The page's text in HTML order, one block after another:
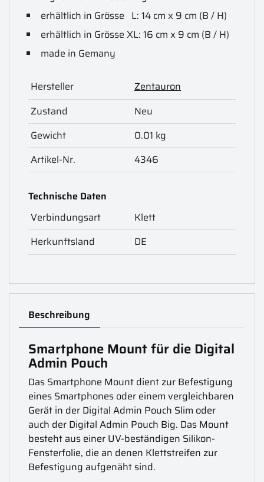
erhältlich in Grösse L: 14 cm x 9 cm (B / H)
erhältlich in Grösse XL: 16 cm x 9 cm (B / H)
made in Gemany
Hersteller
Zentauron
Zustand
Neu
Gewicht
0.01 kg
Artikel-Nr.
4346
Technische Daten
Verbindungsart
Klett
Herkunftsland
DE
Beschreibung
Smartphone Mount für die Digital
Admin Pouch
Das Smartphone Mount dient zur Befestigung
eines Smartphones oder einem vergleichbaren
Gerät in der Digital Admin Pouch Slim oder
auch der Digital Admin Pouch Big. Das Mount
besteht aus einer UV-beständigen Silikon-
Fensterfolie, die an denen Klettstreifen zur
Befestigung aufgenäht sind.